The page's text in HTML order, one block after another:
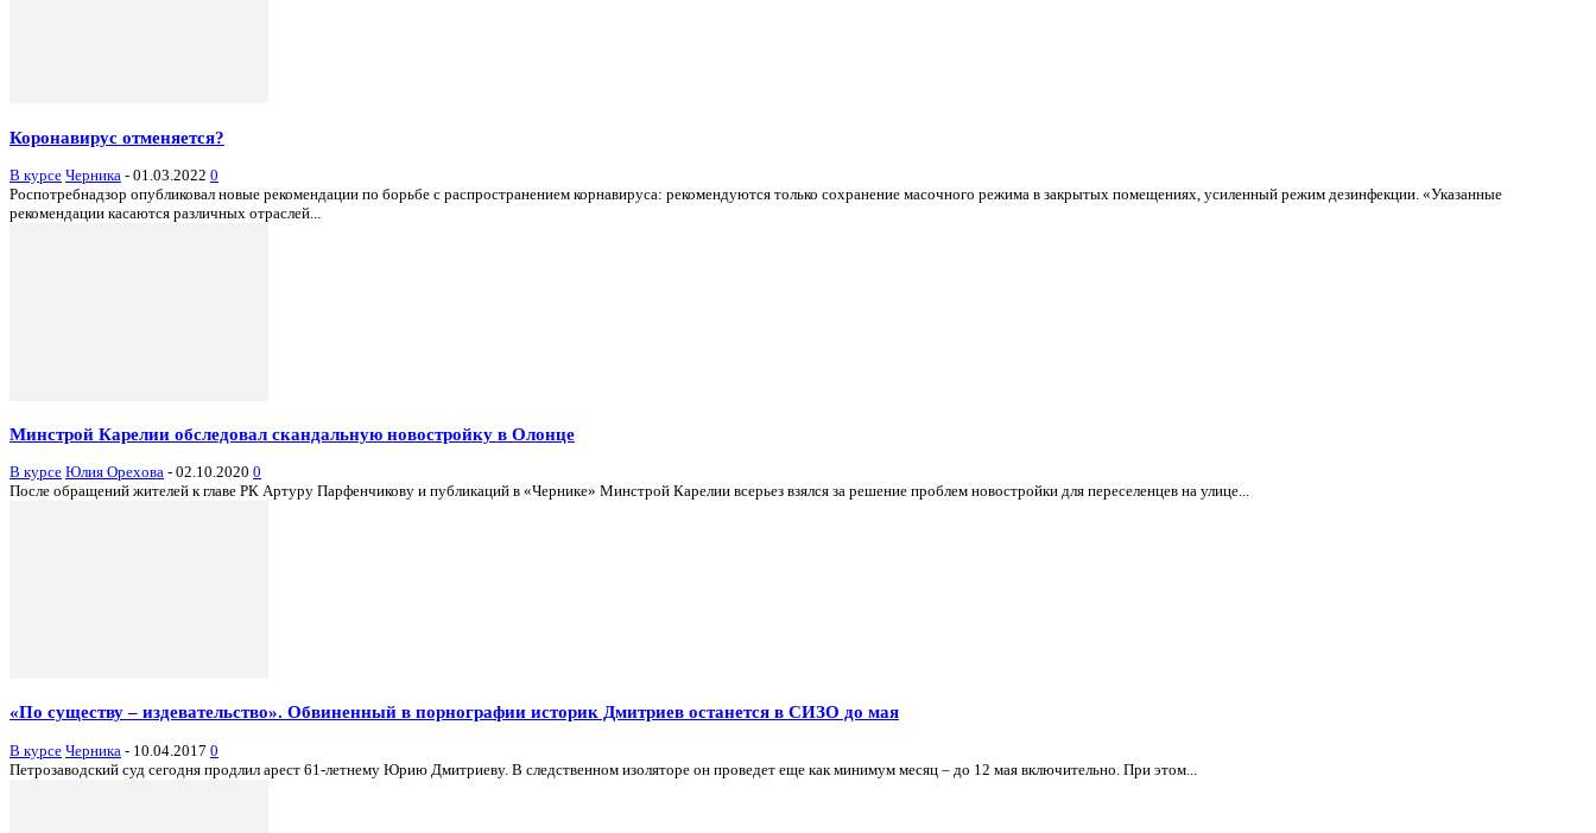
Коронавирус отменяется?
В курсе Черника - 01.03.2022 0
Роспотребнадзор опубликовал новые рекомендации по борьбе с распространением корнавируса: рекомендуются только сохранение масочного режима в закрытых помещениях, усиленный режим дезинфекции. «Указанные
рекомендации касаются различных отраслей...
Минстрой Карелии обследовал скандальную новостройку в Олонце
В курсе Юлия Орехова - 02.10.2020 0
После обращений жителей к главе РК Артуру Парфенчикову и публикаций в «Чернике» Минстрой Карелии всерьез взялся за решение проблем новостройки для переселенцев на улице...
«По существу – издевательство». Обвиненный в порнографии историк Дмитриев останется в СИЗО до мая
В курсе Черника - 10.04.2017 0
Петрозаводский суд сегодня продлил арест 61-летнему Юрию Дмитриеву. В следственном изоляторе он проведет еще как минимум месяц – до 12 мая включительно. При этом...